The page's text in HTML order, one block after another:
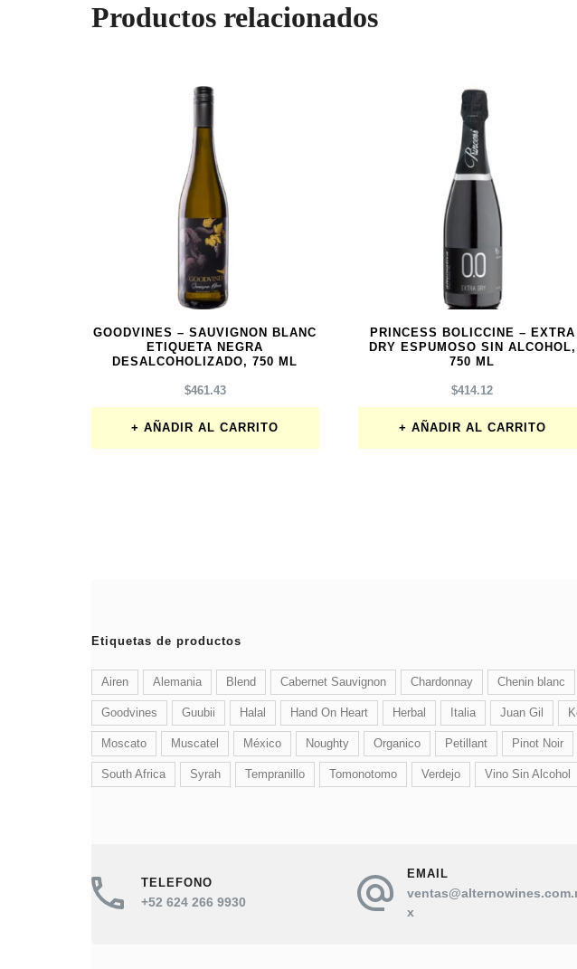
Productos relacionados
GOODVINES – SAUVIGNON BLANC
ETIQUETA NEGRA
DESALCOHOLIZADO, 750 ML
$461.43
AÑADIR AL CARRITO
PRINCESS BOLICCINE – EXTRA
DRY ESPUMOSO SIN ALCOHOL,
750 ML
$414.12
AÑADIR AL CARRITO
Etiquetas de productos
Airen Alemania Blend Cabernet Sauvignon Chardonnay Chenin blanc
Goodvines Guubii Halal Hand On Heart Herbal Italia Juan Gil
Moscato Muscatel México Noughty Organico Petillant Pinot Noir
South Africa Syrah Tempranillo Tomonotomo Verdejo Vino Sin Alcohol
TELEFONO
+52 624 266 9930
EMAIL
x